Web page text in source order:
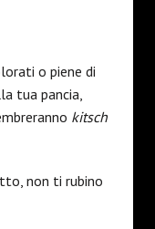
o piene di
tua pancia,
kitsch
non ti rubino